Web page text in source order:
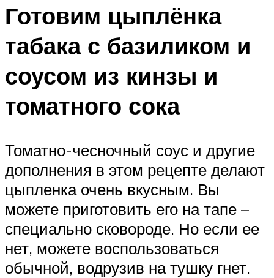
Готовим цыплёнка
табака с базиликом и
соусом из кинзы и
томатного сока
Томатно-чесночный соус и другие
дополнения в этом рецепте делают
цыпленка очень вкусным. Вы
можете приготовить его на тапе –
специально сковороде. Но если ее
нет, можете воспользоваться
обычной, водрузив на тушку гнет.